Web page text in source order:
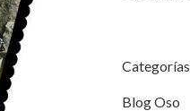
Categorías
Blog Oso